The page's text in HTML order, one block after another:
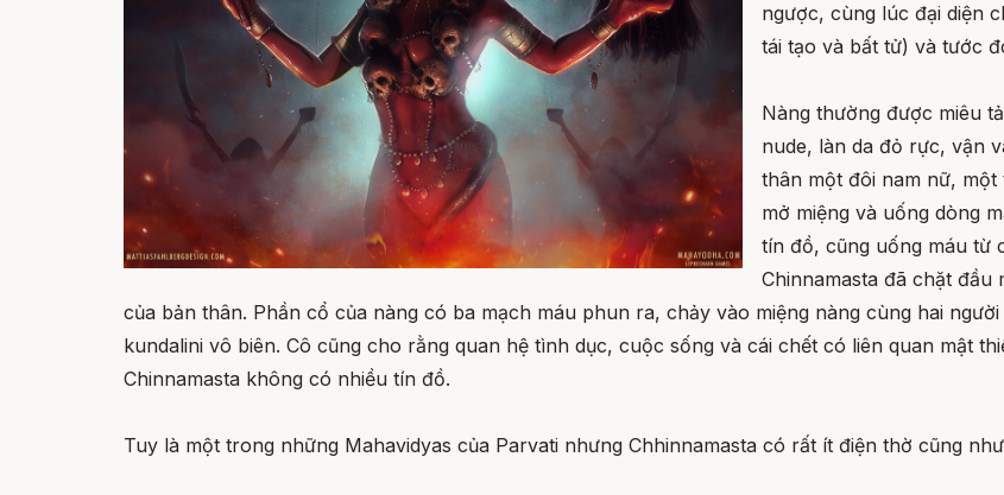
ngược, cùng lúc đại diện
tái tạo và bất tử) và tước
Nàng thường được miêu
nude, làn da đỏ rực, vận
thân một đôi nam nữ,
mở miệng và uống dòng
tín đồ, cũng uống máu từ
Chinnamasta đã chặt
của bản thân. Phần cổ của nàng có ba mạch máu phun ra, chảy vào miệng nàng cùng hai
kundalini vô biên. Cô cũng cho rằng quan hệ tình dục, cuộc sống và cái chết có liên quan mật
Chinnamasta không có nhiều tín đồ.
Tuy là một trong những Mahavidyas của Parvati nhưng Chhinnamasta có rất ít điện thờ cũng